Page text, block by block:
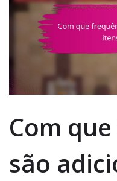
Com
são